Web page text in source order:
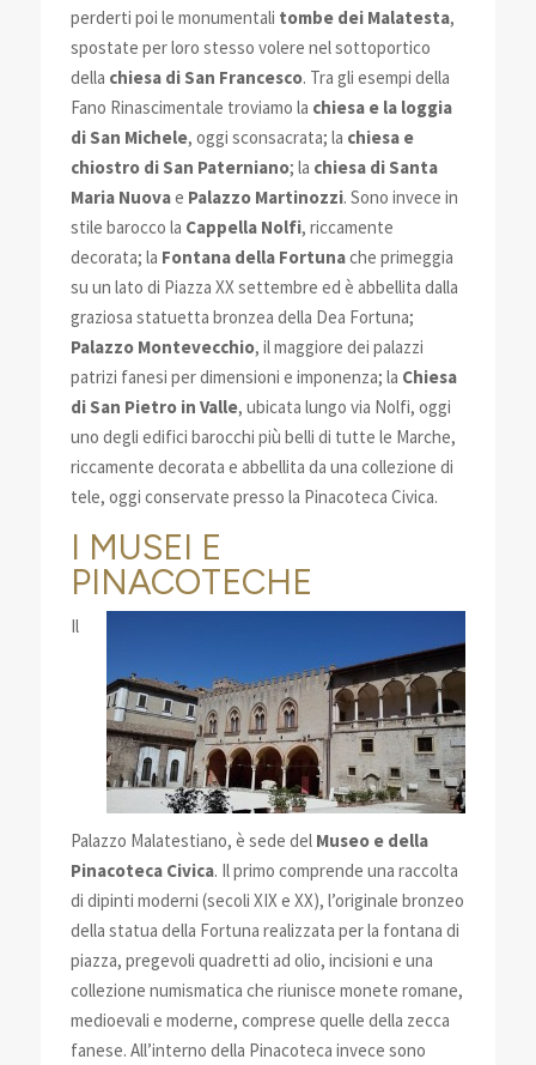
perderti poi le monumentali tombe dei Malatesta,
spostate per loro stesso volere nel sottoportico
della chiesa di San Francesco. Tra gli esempi della
Fano Rinascimentale troviamo la chiesa e la loggia
di San Michele, oggi sconsacrata; la chiesa e
chiostro di San Paterniano; la chiesa di Santa
Maria Nuovae Palazzo Martinozzi. Sono invece in
stile barocco la Cappella Nolfi, riccamente
decorata; la Fontana della Fortunache primeggia
su un lato di Piazza XX settembre ed è abbellita dalla
graziosa statuetta bronzea della Dea Fortuna;
Palazzo Montevecchio, il maggiore dei palazzi
patrizi fanesi per dimensioni e imponenza; la Chiesa
di San Pietro in Valle, ubicata lungo via Nolfi, oggi
uno degli edifici barocchi più belli di tutte le Marche,
riccamente decorata e abbellita da una collezione di
tele, oggi conservate presso la Pinacoteca Civica.
I MUSEI E
PINACOTECHE
Il
Palazzo Malatestiano, è sede del Museo e della
Pinacoteca Civica. Il primo comprende una raccolta
di dipinti moderni (secoli XIX e XX), l’originale bronzeo
della statua della Fortuna realizzata per la fontana di
piazza, pregevoli quadretti ad olio, incisioni e una
collezione numismatica che riunisce monete romane,
medioevali e moderne, comprese quelle della zecca
fanese. All’interno della Pinacoteca invece sono